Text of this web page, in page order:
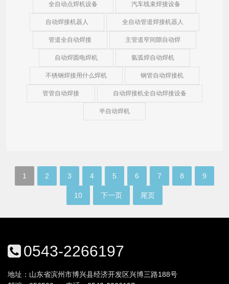
全自动点焊机设备 汽车线束焊接设备
自动焊接机器人 全自动管道焊接机器人
管道全自动焊接 主管道窄间隙自动焊
自动焊圆电焊机 氩弧焊自动焊机
不锈钢焊接用什么焊机 钢管自动焊接机
管管自动焊接 自动焊接机全自动焊接设备
半自动焊机
1 2 3 4 5 6 7 8 9
10 下一页 尾页
0543-2266197
地址：山东省滨州市博兴县经济开发区兴博三路188号